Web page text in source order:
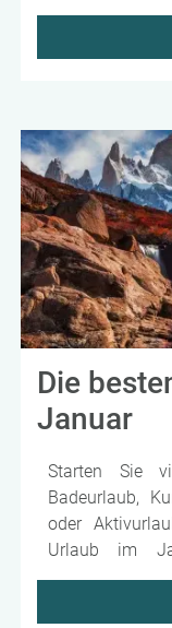
Palmen,
Länder,
besondere
Traumreise
hier!
Die
Januar
Starten Sie
Badeurlaub,
oder
Urlaub im
faszinierende
den